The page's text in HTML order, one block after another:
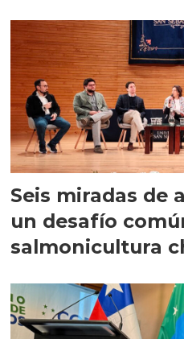
Seis miradas de
un desafío
salmonicultura